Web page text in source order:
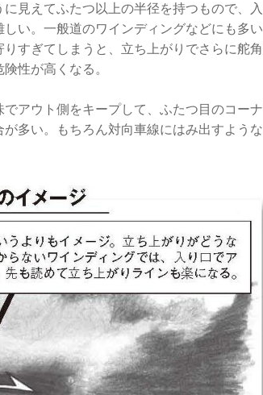
見えてふたつ以上の半径を持つもので、入
い。一般道のワインディングなどにも多い
すぎてしまうと、立ち上がりでさらに舵角
性が高くなる。
アウト側をキープして、ふたつ目のコーナ
多い。もちろん対向車線にはみ出すような